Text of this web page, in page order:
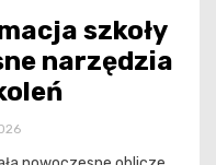
szkoły
narzędzia